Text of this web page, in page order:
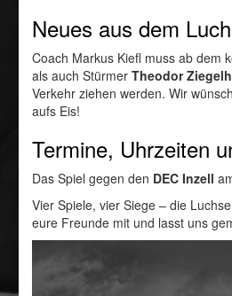
Neues aus dem
Coach Markus Kiefl muss ab dem
als auch Stürmer Theodor
Verkehr ziehen werden. Wir
aufs Eis!
Termine, Uhrzeiten
Das Spiel gegen den DEC Inzell
Vier Spiele, vier Siege – die
eure Freunde mit und lasst uns